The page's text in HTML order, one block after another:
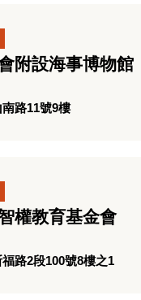
附設海事博物館
路11號9樓
權教育基金會
路2段100號8樓之1